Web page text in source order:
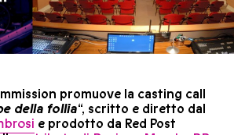
promuove la casting call
della follia“, scritto e diretto dal
e prodotto da Red Post